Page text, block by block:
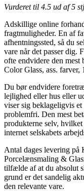
Vurderet til 4.5 ud af 5
Adskillige online
fragtmuligheder. En af
afhentningssted, så du
vare når det passer dig.
ofte endvidere den
Color Glass, ass. farver,
Du bør endvidere
lejlighed eller hus eller
viser sig beklageligvis
problemfri. Den mest
produkterne selv,
internet selskabets
Antal dages levering
Porcelænsmaling &
tilfælde af at du absolut
grund er det sandelig
den relevante vare.